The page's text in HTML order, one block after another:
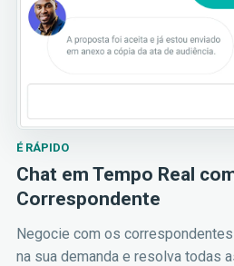
É RÁPIDO
Chat em Tempo Real
Correspondente
Negocie com os
na sua demanda e resolva todas